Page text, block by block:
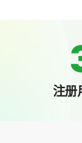
注册